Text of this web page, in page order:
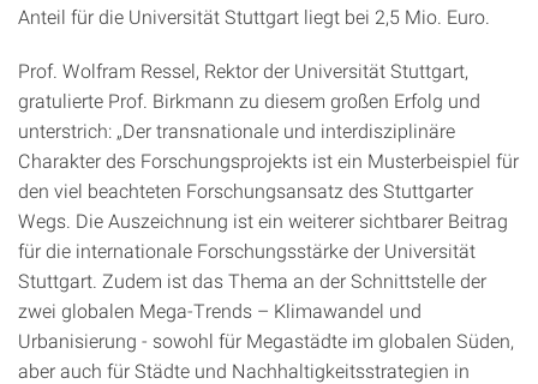
Anteil für die Universität Stuttgart liegt bei 2,5 Mio. Euro.
Prof. Wolfram Ressel, Rektor der Universität Stuttgart,
gratulierte Prof. Birkmann zu diesem großen Erfolg und
unterstrich: „Der transnationale und interdisziplinäre
Charakter des Forschungsprojekts ist ein Musterbeispiel für
den viel beachteten Forschungsansatz des Stuttgarter
Wegs. Die Auszeichnung ist ein weiterer sichtbarer Beitrag
für die internationale Forschungsstärke der Universität
Stuttgart. Zudem ist das Thema an der Schnittstelle der
zwei globalen Mega-Trends – Klimawandel und
Urbanisierung - sowohl für Megastädte im globalen Süden,
aber auch für Städte und Nachhaltigkeitsstrategien in